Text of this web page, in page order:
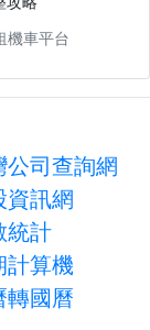
機車平台
公司查詢網
資訊網
統計
計算機
轉國曆